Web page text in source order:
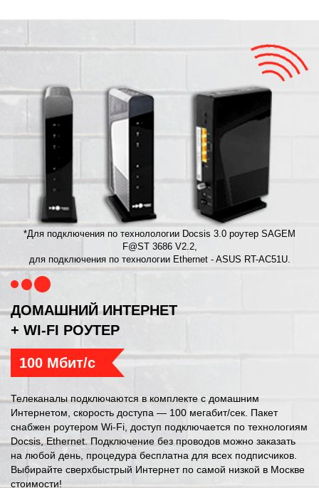
*Для подключения по технолологии Docsis 3.0 роутер SAGEM
F@ST 3686 V2.2,
для подключения по технологии Ethernet - ASUS RT-AC51U.
ДОМАШНИЙ ИНТЕРНЕТ
+ WI-FI РОУТЕР
100 Мбит/с
Телеканалы подключаются в комплекте с домашним
Интернетом, скорость доступа — 100 мегабит/сек. Пакет
снабжен роутером Wi-Fi, доступ подключается по технологиям
Docsis, Ethernet. Подключение без проводов можно заказать
на любой день, процедура бесплатна для всех подписчиков.
Выбирайте сверхбыстрый Интернет по самой низкой в Москве
стоимости!